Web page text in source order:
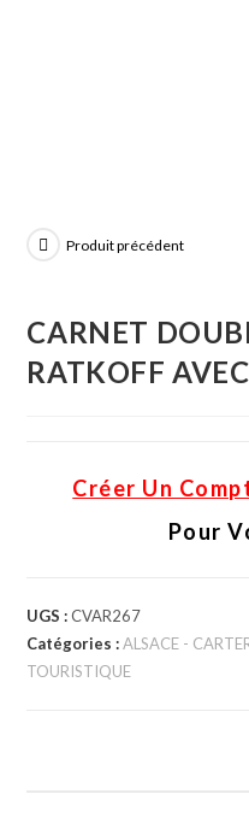
Produit précédent
CARNET
RATKOFF
Créer Un
Pour
UGS :CVAR267
Catégories :ALSACE -
TOURISTIQUE